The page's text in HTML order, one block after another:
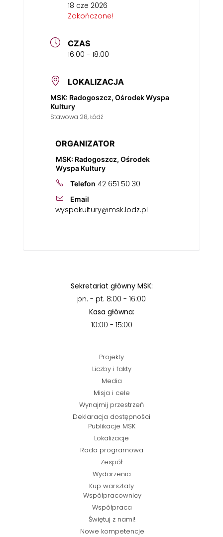
18 cze 2026
Zakończone!
CZAS
16:00 - 18:00
LOKALIZACJA
MSK: Radogoszcz, Ośrodek Wyspa
Kultury
Stawowa 28, Łódź
ORGANIZATOR
MSK: Radogoszcz, Ośrodek
Wyspa Kultury
Telefon 42 651 50 30
Email
wyspakultury@msk.lodz.pl
Sekretariat główny MSK:
pn. - pt. 8:00 - 16:00
Kasa główna:
10:00 - 15:00
Projekty
Liczby i fakty
Media
Misja i cele
Wynajmij przestrzeń
Deklaracja dostępności
Publikacje MSK
Lokalizacje
Rada programowa
Zespół
Wydarzenia
Kup warsztaty
Współpracownicy
Współpraca
Świętuj z nami!
Nowe kompetencje